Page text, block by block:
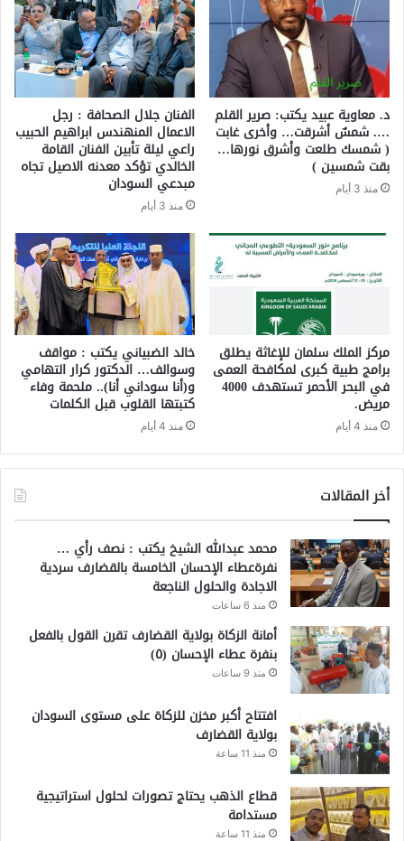
د. معاوية عبيد يكتب: صرير القلم
…. شمسٌ أشرقت… وأخرى غابت
( شمسك طلعت وأشرق نورها…
بقت شمسين )
منذ 3 أيام
الفنان جلال الصحافة : رجل
الاعمال المنهندس ابراهيم الحبيب
راعي ليلة تأبين الفنان القامة
الخالدي تؤكد معدنه الاصيل تجاه
مبدعي السودان
منذ 3 أيام
مركز الملك سلمان للإغاثة يطلق
برامج طبية كبرى لمكافحة العمى
في البحر الأحمر تستهدف 4000
مريض.
منذ 4 أيام
خالد الضبياني يكتب : مواقف
وسوالف… الدكتور كرار التهامي
و(أنا سوداني أنا).. ملحمة وفاء
كتبتها القلوب قبل الكلمات
منذ 4 أيام
أخر المقالات
محمد عبدالله الشيخ يكتب : نصف رأي …
نفرةعطاء الإحسان الخامسة بالقضارف سردية
الاجادة والحلول الناجعة
منذ 6 ساعات
أمانة الزكاة بولاية القضارف تقرن القول بالفعل
بنفرة عطاء الإحسان (٥)
منذ 9 ساعات
افتتاح أكبر مخزن للزكاة على مستوى السودان
بولاية القضارف
منذ 11 ساعة
قطاع الذهب يحتاج تصورات لحلول استراتيجية
مستدامة
منذ 11 ساعة